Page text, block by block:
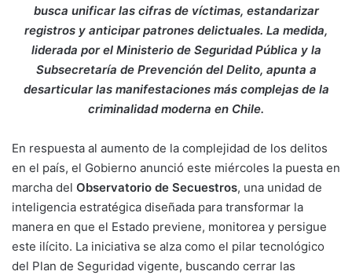
busca unificar las cifras de víctimas, estandarizar
registros y anticipar patrones delictuales. La medida,
liderada por el Ministerio de Seguridad Pública y la
Subsecretaría de Prevención del Delito, apunta a
desarticular las manifestaciones más complejas de la
criminalidad moderna en Chile.
En respuesta al aumento de la complejidad de los delitos
en el país, el Gobierno anunció este miércoles la puesta en
marcha del Observatorio de Secuestros, una unidad de
inteligencia estratégica diseñada para transformar la
manera en que el Estado previene, monitorea y persigue
este ilícito. La iniciativa se alza como el pilar tecnológico
del Plan de Seguridad vigente, buscando cerrar las